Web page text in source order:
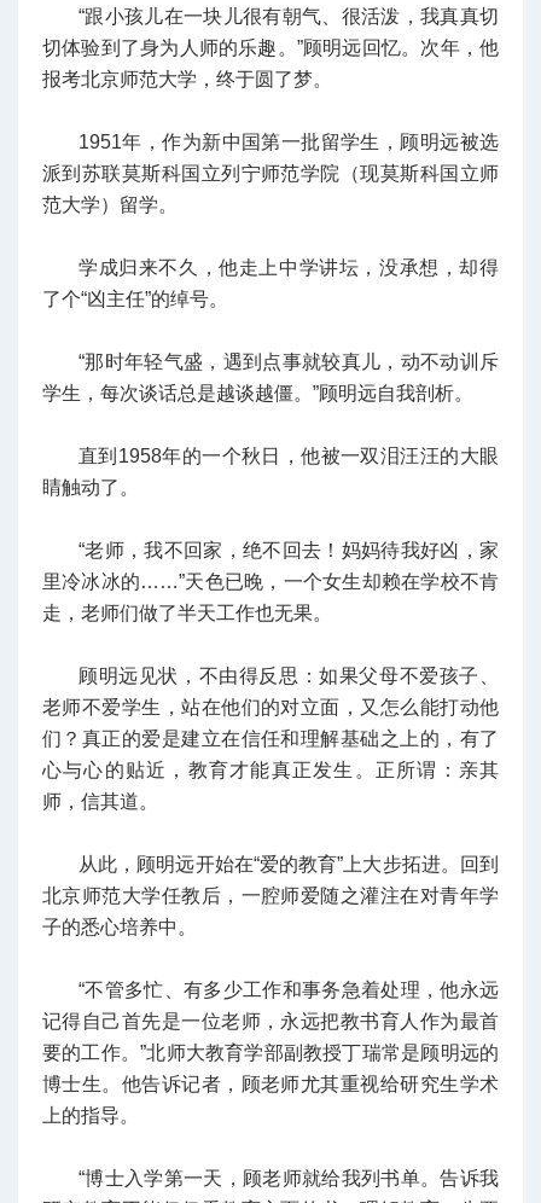
“跟小孩儿在一块儿很有朝气、很活泼，我真真切
切体验到了身为人师的乐趣。”顾明远回忆。次年，他
报考北京师范大学，终于圆了梦。
1951年，作为新中国第一批留学生，顾明远被选
派到苏联莫斯科国立列宁师范学院（现莫斯科国立师
范大学）留学。
学成归来不久，他走上中学讲坛，没承想，却得
了个“凶主任”的绰号。
“那时年轻气盛，遇到点事就较真儿，动不动训斥
学生，每次谈话总是越谈越僵。”顾明远自我剖析。
直到1958年的一个秋日，他被一双泪汪汪的大眼
睛触动了。
“老师，我不回家，绝不回去！妈妈待我好凶，家
里冷冰冰的……”天色已晚，一个女生却赖在学校不肯
走，老师们做了半天工作也无果。
顾明远见状，不由得反思：如果父母不爱孩子、
老师不爱学生，站在他们的对立面，又怎么能打动他
们？真正的爱是建立在信任和理解基础之上的，有了
心与心的贴近，教育才能真正发生。正所谓：亲其
师，信其道。
从此，顾明远开始在“爱的教育”上大步拓进。回到
北京师范大学任教后，一腔师爱随之灌注在对青年学
子的悉心培养中。
“不管多忙、有多少工作和事务急着处理，他永远
记得自己首先是一位老师，永远把教书育人作为最首
要的工作。”北师大教育学部副教授丁瑞常是顾明远的
博士生。他告诉记者，顾老师尤其重视给研究生学术
上的指导。
“博士入学第一天，顾老师就给我列书单。告诉我